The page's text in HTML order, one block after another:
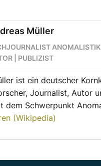
Müller
ANOMALISTIK |
| PUBLIZIST
ist ein deutscher
Journalist, Autor
dem Schwerpunkt
(Wikipedia)